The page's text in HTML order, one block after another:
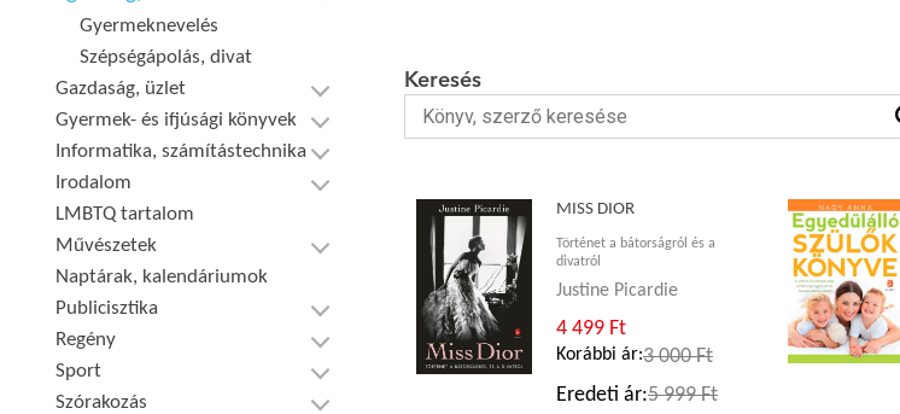
Gyermeknevelés
Szépségápolás, divat
Gazdaság, üzlet
Gyermek- és ifjúsági könyvek
Informatika, számítástechnika
Irodalom
LMBTQ tartalom
Művészetek
Naptárak, kalendáriumok
Publicisztika
Regény
Sport
Szórakozás
Keresés
MISS DIOR
Történet a bátorságról és a
divatról
Justine Picardie
4 499 Ft
Korábbi ár:3 000 Ft
Eredeti ár:5 999 Ft